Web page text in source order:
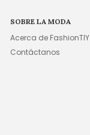
SOBRE LA MODA
Acerca de FashionTIY
Contáctanos